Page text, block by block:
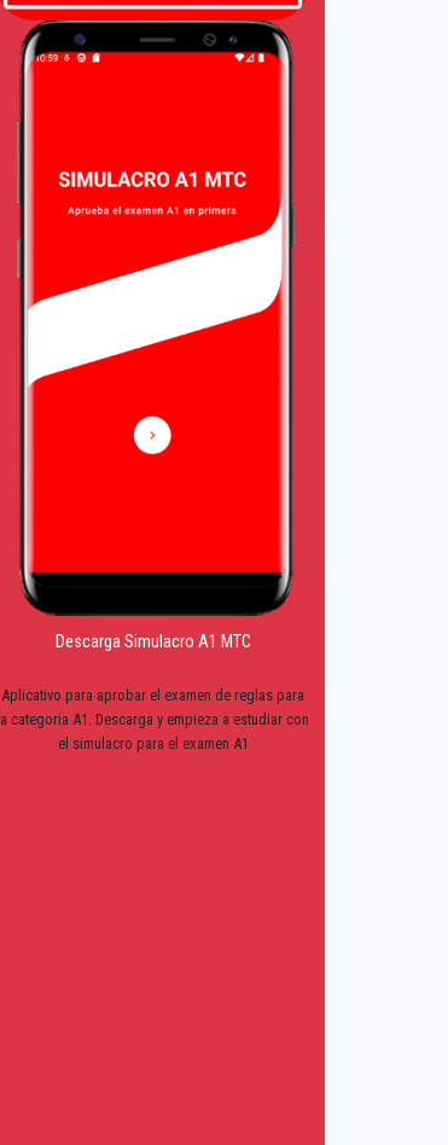
Descarga Simulacro A1 MTC
Aplicativo para aprobar el examen de reglas para
la categoria A1. Descarga y empieza a estudiar con
el simulacro para el examen A1